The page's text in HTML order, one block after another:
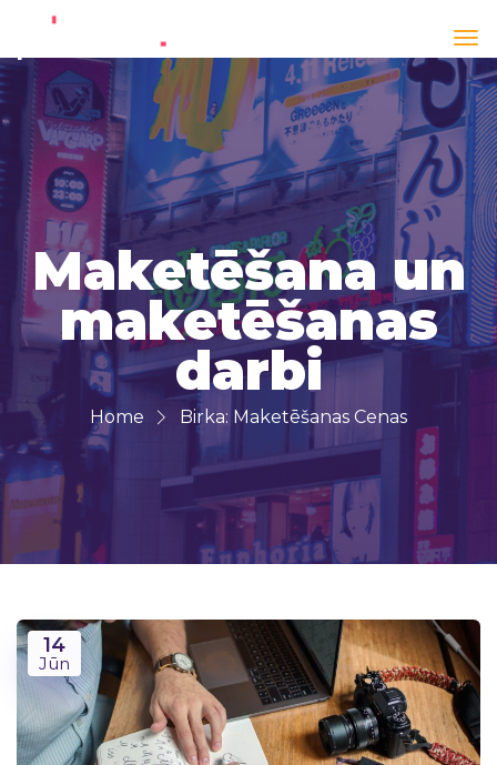
Maketēšana un
maketēšanas
darbi
Home Birka: Maketēšanas Cenas
14
Jūn
×
Sveiki! Prieks, ka izvēlējies sadarbību ar
printsale.lv Mums ir simtiem gatavi
risinājumu. Kas mums jāizgatavo?